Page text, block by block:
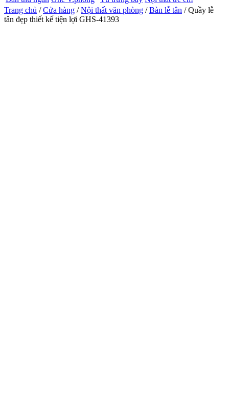
Trang chủ /Cửa hàng /Nội thất văn phòng /Bàn lễ tân / Quầy lễ
tân đẹp thiết kế tiện lợi GHS-41393